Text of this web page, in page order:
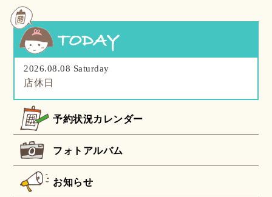
2026.08.08 Saturday
店休日
予約状況カレンダー
フォトアルバム
お知らせ